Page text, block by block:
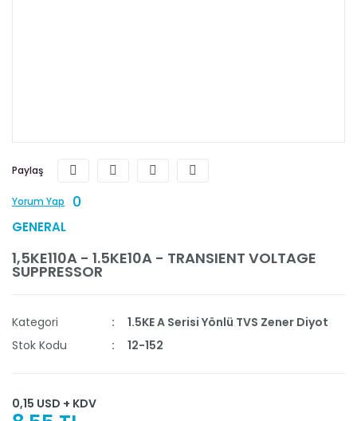
Paylaş
Yorum Yap 0
GENERAL
1,5KE110A - 1.5KE10A - TRANSIENT VOLTAGE
SUPPRESSOR
Kategori
1.5KE A Serisi Yönlü TVS Zener Diyot
Stok Kodu
12-152
0,15 USD + KDV